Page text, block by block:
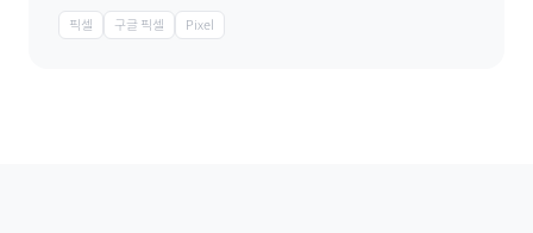
픽셀 구글 픽셀 Pixel